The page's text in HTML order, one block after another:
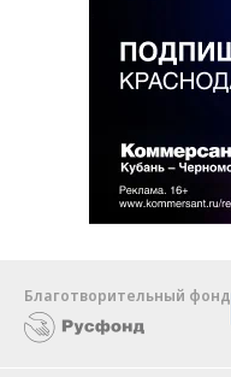
Благотворительный фонд